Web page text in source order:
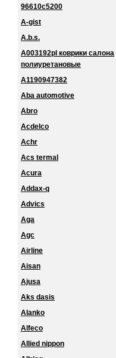
96610c5200
A-gist
A.b.s.
A003192pl коврики салона
полиуретановые
A1190947382
Aba automotive
Abro
Acdelco
Achr
Acs termal
Acura
Addax-q
Advics
Aga
Agc
Airline
Aisan
Ajusa
Aks dasis
Alanko
Alfeco
Allied nippon